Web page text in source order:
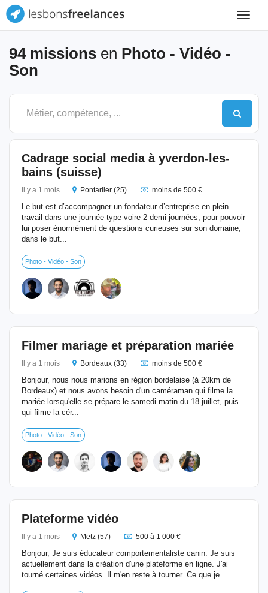
Toggle
94 missions en Photo - Vidéo -
Son
Cadrage social media à yverdon-les-
bains (suisse)
Il y a 1 mois Pontarlier (25) moins de 500 €
Le but est d’accompagner un fondateur d’entreprise en plein
travail dans une journée type voire 2 demi journées, pour pouvoir
lui poser énormément de questions curieuses sur son domaine,
dans le but...
Photo - Vidéo - Son
Filmer mariage et préparation mariée
Il y a 1 mois Bordeaux (33) moins de 500 €
Bonjour, nous nous marions en région bordelaise (à 20km de
Bordeaux) et nous avons besoin d'un caméraman qui filme la
mariée lorsqu'elle se prépare le samedi matin du 18 juillet, puis
qui filme la cér...
Photo - Vidéo - Son
Plateforme vidéo
Il y a 1 mois Metz (57) 500 à 1 000 €
Bonjour, Je suis éducateur comportementaliste canin. Je suis
actuellement dans la création d'une plateforme en ligne. J'ai
tourné certaines vidéos. Il m'en reste à tourner. Ce que je...